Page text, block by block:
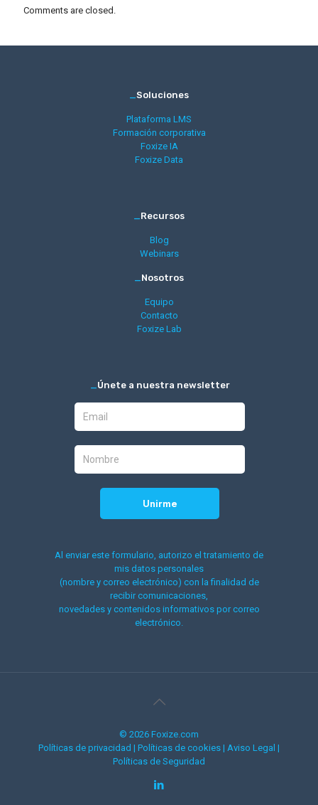
Comments are closed.
Soluciones
Plataforma LMS
Formación corporativa
Foxize IA
Foxize Data
Recursos
Blog
Webinars
Nosotros
Equipo
Contacto
Foxize Lab
Únete a nuestra newsletter
Al enviar este formulario, autorizo el tratamiento de
mis datos personales
(nombre y correo electrónico) con la finalidad de
recibir comunicaciones,
novedades y contenidos informativos por correo
electrónico.
© 2026 Foxize.com
Políticas de privacidad | Políticas de cookies | Aviso Legal |
Políticas de Seguridad